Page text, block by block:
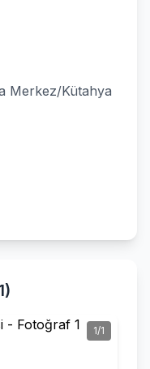
Merkez/Kütahya
1/1